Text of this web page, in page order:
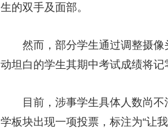
生的双手及面部。
然而，部分学生通过调整摄像
动坦白的学生其期中考试成绩将
目前，涉事学生具体人数尚不
学板块出现一项投票，标注为“让